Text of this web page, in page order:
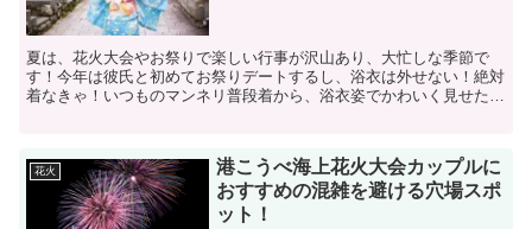
夏は、花火大会やお祭りで楽しい行事が沢山あり、大忙しな季節で
す！今年は彼氏と初めてお祭りデートするし、浴衣は外せない！絶対
着なきゃ！いつものマンネリ普段着から、浴衣姿でかわいく見せた
花火
港こうべ海上花火大会カップルに
おすすめの混雑を避ける穴場スポ
ット！